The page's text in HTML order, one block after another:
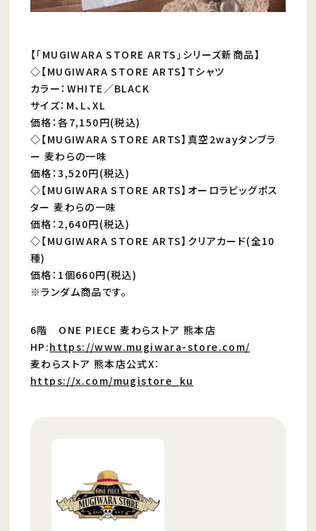
【「MUGIWARA STORE ARTS」シリーズ新商品】
◇【MUGIWARA STORE ARTS】Tシャツ
カラー：WHITE／BLACK
サイズ：M、L、XL
価格：各7,150円(税込)
◇【MUGIWARA STORE ARTS】真空2wayタンブラ
ー 麦わらの一味
価格：3,520円(税込)
◇【MUGIWARA STORE ARTS】オーロラビッグポス
ター 麦わらの一味
価格：2,640円(税込)
◇【MUGIWARA STORE ARTS】クリアカード(全10
種)
価格：1個660円(税込)
※ランダム商品です。
6階 ONE PIECE 麦わらストア 熊本店
HP:https://www.mugiwara-store.com/
麦わらストア 熊本店公式X：
https://x.com/mugistore_ku